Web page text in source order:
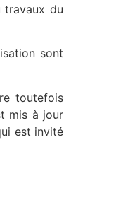
travaux du
sont
toutefois
mis à jour
est invité